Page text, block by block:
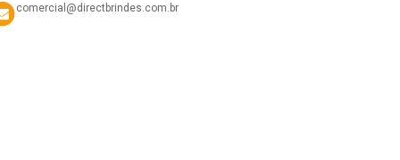
comercial@directbrindes.com.br